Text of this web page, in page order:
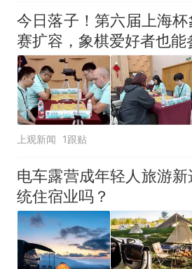
今日落子！第六届上海
赛扩容，象棋爱好者也能
上观新闻 1跟贴
电车露营成年轻人旅游新
统住宿业吗？